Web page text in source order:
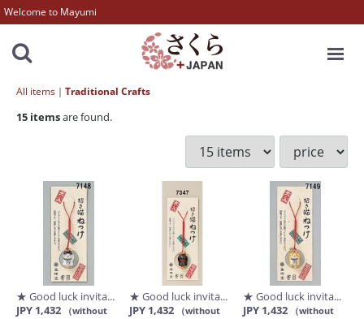
Welcome to Mayumi
All items Traditional Crafts
15 itemsare found.
★ Good luck invita...
JPY 1,432
（without
★ Good luck invita...
JPY 1,432
（without
★ Good luck invita...
JPY 1,432
（without